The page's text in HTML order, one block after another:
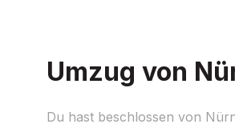
Umzug von
Du hast beschlossen von